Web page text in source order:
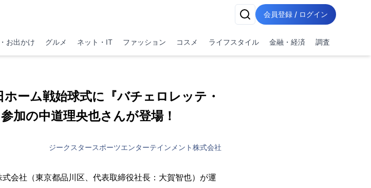
会員登録 / ログイン
お出かけ グルメ ネット・IT ファッション コスメ ライフスタイル 金融・経済 調査
ホーム戦始球式に『バチェロレッテ・
加の中道理央也さんが登場！
ジークスタースポーツエンターテインメント株式会社
会社（東京都品川区、代表取締役社長：大賀智也）が運